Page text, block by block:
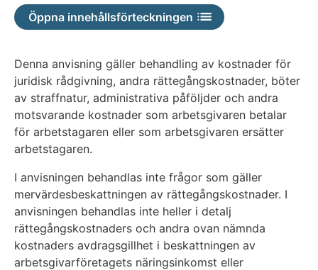
Öppna innehållsförteckningen
Denna anvisning gäller behandling av kostnader för
juridisk rådgivning, andra rättegångskostnader, böter
av straffnatur, administrativa påföljder och andra
motsvarande kostnader som arbetsgivaren betalar
för arbetstagaren eller som arbetsgivaren ersätter
arbetstagaren.
I anvisningen behandlas inte frågor som gäller
mervärdesbeskattningen av rättegångskostnader. I
anvisningen behandlas inte heller i detalj
rättegångskostnaders och andra ovan nämnda
kostnaders avdragsgillhet i beskattningen av
arbetsgivarföretagets näringsinkomst eller